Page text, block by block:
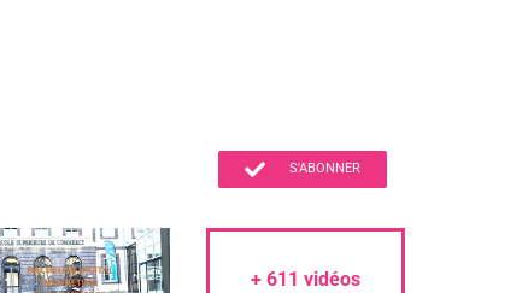
S'ABONNER
+ 611 vidéos